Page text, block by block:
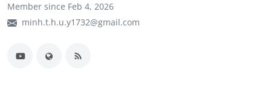
Disease Science
Member since Feb 4, 2026
minh.t.h.u.y1732@gmail.com